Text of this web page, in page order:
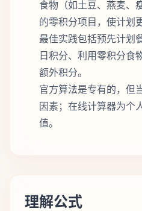
食物（如土豆、燕麦、
的零积分项目，使计划
最佳实践包括预先计划
日积分、利用零积分食
额外积分。
官方算法是专有的，但
因素；在线计算器为个
值。
理解公式